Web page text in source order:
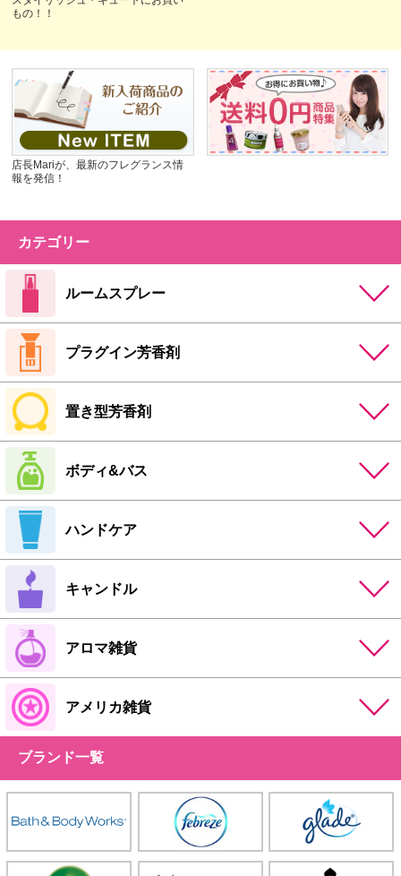
もの！！
店長Mariが、最新のフレグランス情
報を発信！
カテゴリー
ルームスプレー
プラグイン芳香剤
置き型芳香剤
ボディ&バス
ハンドケア
キャンドル
アロマ雑貨
アメリカ雑貨
ブランド一覧